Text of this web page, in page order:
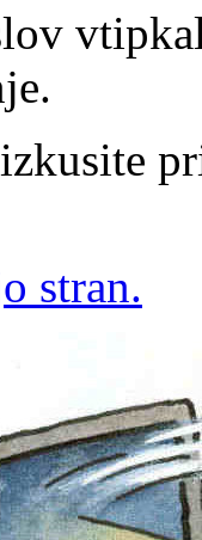
stran.